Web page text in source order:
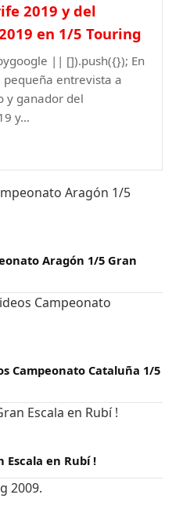
2019 y del
en 1/5 Touring
|| []).push({}); En
pequeña entrevista a
y ganador del
y…
Aragón 1/5 Gran
Campeonato Cataluña 1/5
Escala en Rubí !